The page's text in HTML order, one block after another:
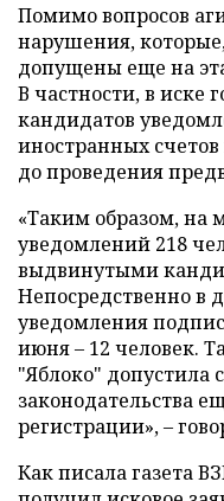
Помимо вопросов
нарушения,
допущены еще на
В частности, в иске
кандидатов
иностранных
до проведения
«Таким образом, на
уведомлений 218
выдвинутыми
Непосредственно в
уведомления
июня – 12 человек.
"Яблоко" допустила
законодательства
регистрации», –
Как писала газета